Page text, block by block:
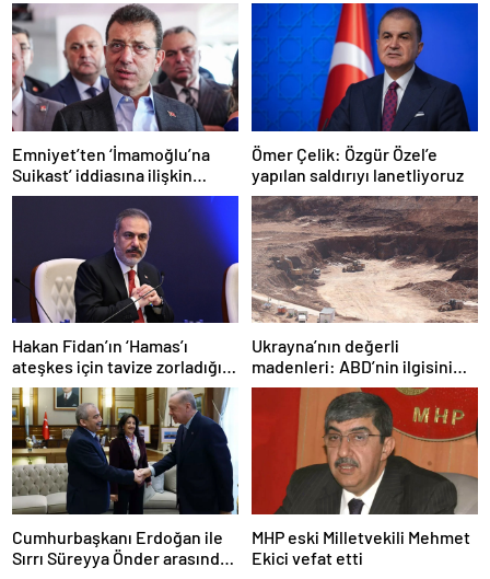
Emniyet’ten ‘İmamoğlu’na
Suikast’ iddiasına ilişkin
açıklama
Ömer Çelik: Özgür Özel’e
yapılan saldırıyı lanetliyoruz
Hakan Fidan’ın ‘Hamas’ı
ateşkes için tavize zorladığı’
iddiasına yalanlama
Ukrayna’nın değerli
madenleri: ABD’nin ilgisini
çeken kritik kaynaklar
Cumhurbaşkanı Erdoğan ile
Sırrı Süreyya Önder arasında
MHP eski Milletvekili Mehmet
Ekici vefat etti